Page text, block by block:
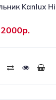
Kanlux
2000р.